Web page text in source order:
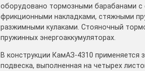
оборудовано тормозными барабанами с
фрикционными накладками, стяжными
разжимными кулаками. Стояночный
пружинных энергоаккумуляторах.
В конструкции КамАЗ-4310 применяется
подвеска, выполненная на четырех